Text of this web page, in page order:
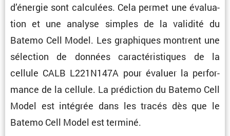
d’énergie sont calcu­lées. Cela permet une évalua­
tion et une analyse simples de la validité du
Batemo Cell Model. Les graphiques montrent une
sélec­tion de données carac­té­ris­tiques de la
cellule CALB L221N147A pour évaluer la perfor­
mance de la cellule. La prédic­tion du Batemo Cell
Model est intégrée dans les tracés dès que le
Batemo Cell Model est terminé.